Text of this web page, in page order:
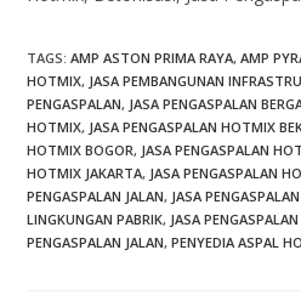
TAGS:AMP ASTON PRIMA RAYA, AMP
HOTMIX, JASA PEMBANGUNAN
PENGASPALAN, JASA PENGASPALAN
HOTMIX, JASA PENGASPALAN HOTMIX
HOTMIX BOGOR, JASA PENGASPALAN
HOTMIX JAKARTA, JASA PENGASPALAN
PENGASPALAN JALAN, JASA
LINGKUNGAN PABRIK, JASA
PENGASPALAN JALAN, PENYEDIA ASPAL